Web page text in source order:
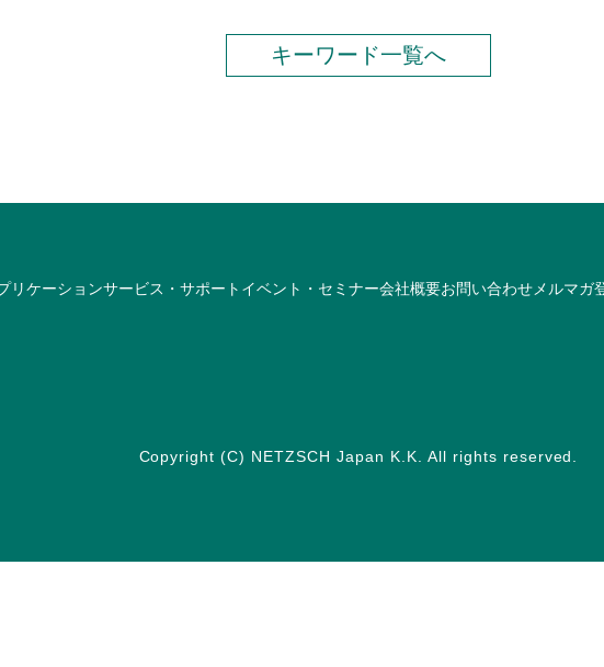
キーワード一覧へ
リケーションサービス・サポート イベント・セミナー会社概要お問い合わせ メルマガ
Copyright (C) NETZSCH Japan K.K. All rights reserved.